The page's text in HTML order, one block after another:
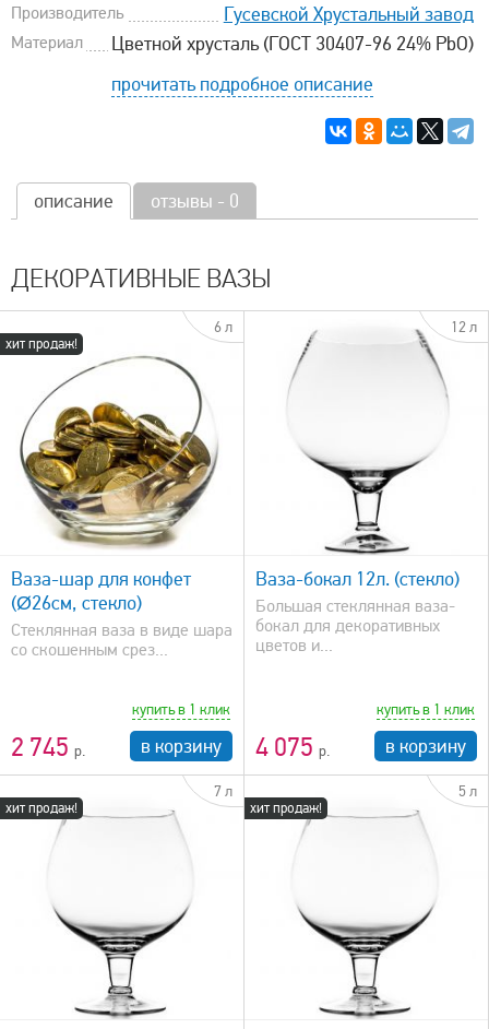
Производитель Гусевской Хрустальный завод
Материал
Цветной хрусталь (ГОСТ 30407-96 24% PbO)
прочитать подробное описание
описание отзывы - 0
ДЕКОРАТИВНЫЕ ВАЗЫ
хит продаж!
6 л
Ваза-шар для конфет
(Ø26см, стекло)
Стеклянная ваза в виде шара
со скошенным срез...
2 745
купить в 1 клик
в корзину
12 л
быстрый просмотр
Ваза-бокал 12л. (стекло)
Большая стеклянная ваза-
бокал для декоративных
цветов и...
4 075
купить в 1 клик
в корзину
хит продаж!
7 л
хит продаж!
5 л
быстрый просмотр